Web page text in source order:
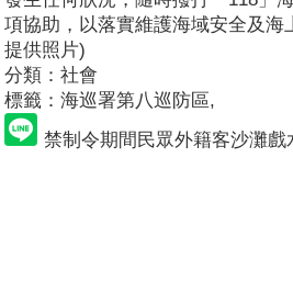
項協助，以落實維護海域安全及
提供照片)
分類：社會
標籤：海巡署第八巡防區,
禁制令期間民眾外籍客沙灘